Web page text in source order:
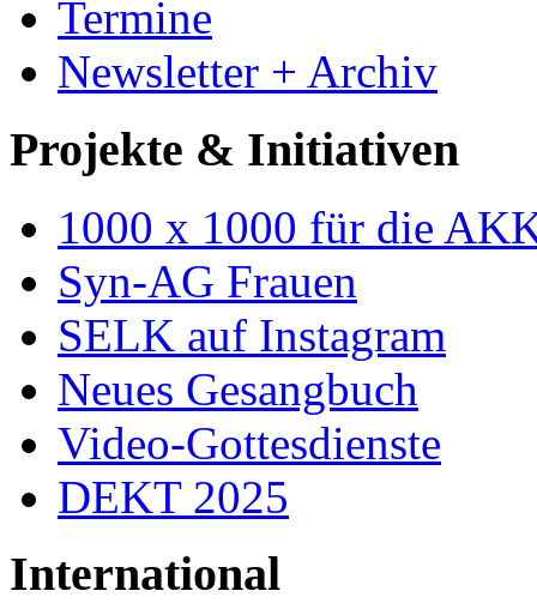
Termine
Newsletter + Archiv
Projekte & Initiativen
1000 x 1000 für die
Syn-AG Frauen
SELK auf Instagram
Neues Gesangbuch
Video-Gottesdienste
DEKT 2025
International